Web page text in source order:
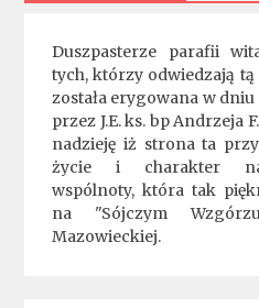
Duszpasterze parafii
tych, którzy odwiedzają
została erygowana w dniu
przez J.E. ks. bp Andrzeja
nadzieję iż strona ta
życie i charakter
wspólnoty, która tak
na "Sójczym
Mazowieckiej.